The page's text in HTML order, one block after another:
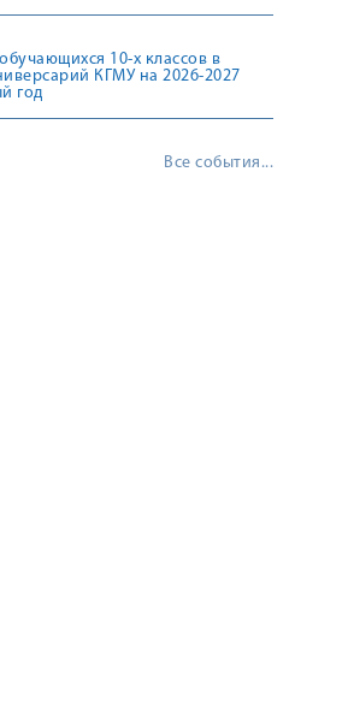
10-х классов в
КГМУ на 2026-2027
год
Все события...